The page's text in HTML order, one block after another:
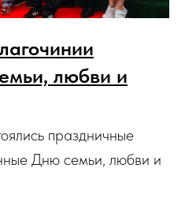
любви и
праздничные
Дню семьи, любви и